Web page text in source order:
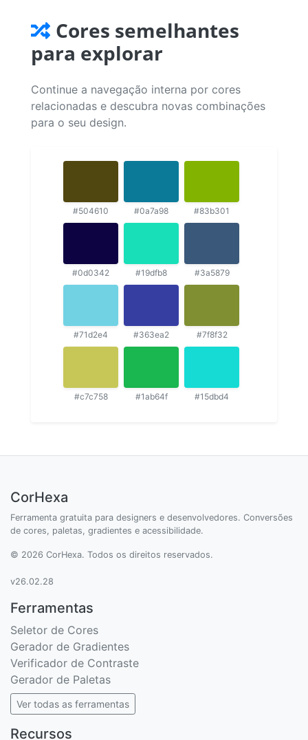
Cores semelhantes
para explorar
Continue a navegação interna por cores
relacionadas e descubra novas combinações
para o seu design.
#504610 #0a7a98 #83b301
#0d0342 #19dfb8 #3a5879
#71d2e4 #363ea2 #7f8f32
#c7c758 #1ab64f #15dbd4
CorHexa
Ferramenta gratuita para designers e desenvolvedores. Conversões
de cores, paletas, gradientes e acessibilidade.
© 2026 CorHexa. Todos os direitos reservados.
v26.02.28
Ferramentas
Seletor de Cores
Gerador de Gradientes
Verificador de Contraste
Gerador de Paletas
Ver todas as ferramentas
Recursos